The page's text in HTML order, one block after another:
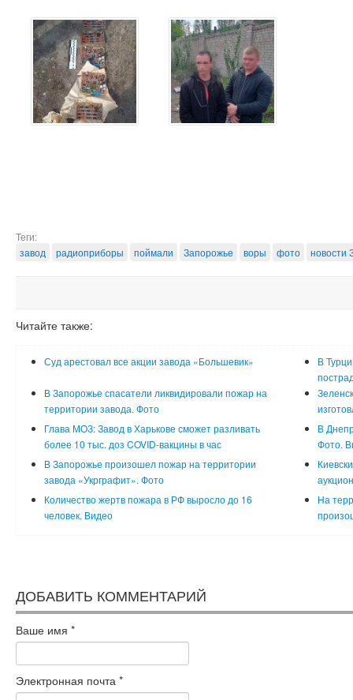
Теги:
завод
радиоприборы поймали Запорожье воры фото новости
Читайте также:
Суд арестовал все акции завода «Большевик»
В
В Запорожье спасатели ликвидировали пожар на
территории завода. Фото
Глава МОЗ: Завод в Харькове сможет разливать
более 10 тыс. доз COVID-вакцины в час
В
Фото.
В Запорожье произошел пожар на территории
завода «Укрграфит». Фото
Количество жертв пожара в РФ выросло до 16
человек. Видео
На
ДОБАВИТЬ КОММЕНТАРИЙ
Ваше имя *
Электронная почта *